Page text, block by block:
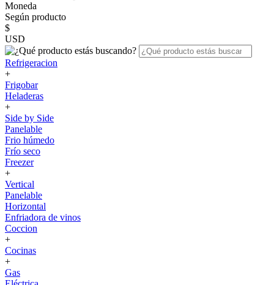
Moneda
Según producto
$
USD
Refrigeracion
+
Frigobar
Heladeras
+
Side by Side
Panelable
Frio húmedo
Frío seco
Freezer
+
Vertical
Panelable
Horizontal
Enfriadora de vinos
Coccion
+
Cocinas
+
Gas